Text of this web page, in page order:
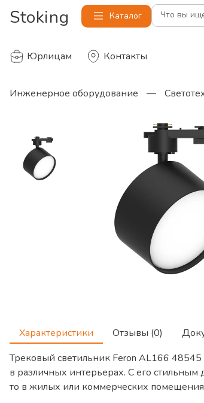
Stoking Каталог Что вы
Юрлицам Контакты
Инженерное оборудование —
Характеристики Отзывы (0)
Трековый светильник Feron AL166
в различных интерьерах. С его
то в жилых или коммерческих